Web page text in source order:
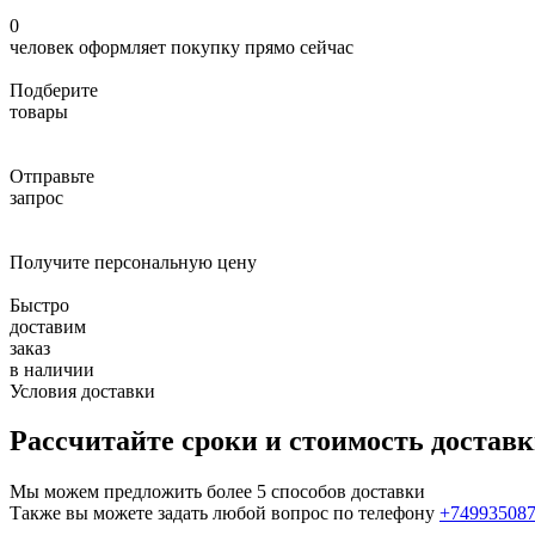
0
человек оформляет покупку прямо сейчас
Подберите
товары
Отправьте
запрос
Получите персональную цену
Быстро
доставим
заказ
в наличии
Условия доставки
Рассчитайте сроки и стоимость
Мы можем предложить более 5 способов доставки
Также вы можете задать любой вопрос по телефону